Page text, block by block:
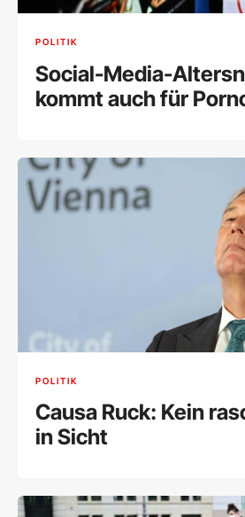
POLITIK
Social-Media-
kommt auch für
POLITIK
Causa Ruck: Kein
in Sicht